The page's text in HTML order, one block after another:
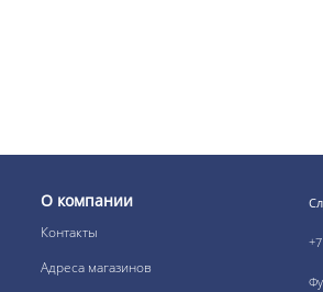
О компании
Контакты
Адреса магазинов